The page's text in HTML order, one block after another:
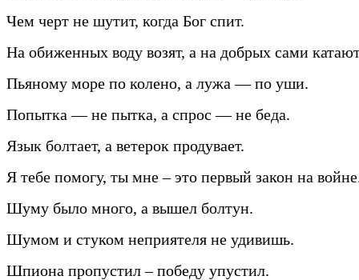
Чем черт не шутит, когда Бог спит.
На обиженных воду возят, а на добрых сами
Пьяному море по колено, а лужа — по уши.
Попытка — не пытка, а спрос — не беда.
Язык болтает, а ветерок продувает.
Я тебе помогу, ты мне – это первый закон на
Шуму было много, а вышел болтун.
Шумом и стуком неприятеля не удивишь.
Шпиона пропустил – победу упустил.